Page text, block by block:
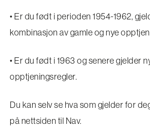
• Er du født i perioden 1954-1962,
kombinasjon av gamle og nye
• Er du født i 1963 og senere gjelder
opptjeningsregler.
Du kan selv se hva som gjelder for
på nettsiden til Nav.